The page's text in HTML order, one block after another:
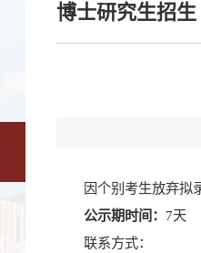
博士研究生招生
因个别考生放弃拟
公示期时间： 7天
联系方式：